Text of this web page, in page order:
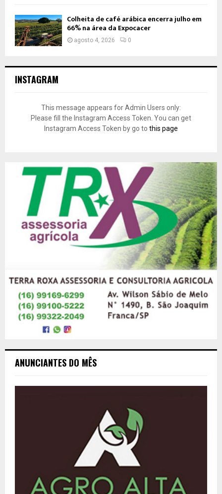
Colheita de café arábica encerra julho em
66% na área da Expocacer
agosto 4, 2026 0
INSTAGRAM
This message appears for Admin Users only:
Please fill the Instagram Access Token. You can get
Instagram Access Token by go to this page
ANUNCIANTES DO MÊS